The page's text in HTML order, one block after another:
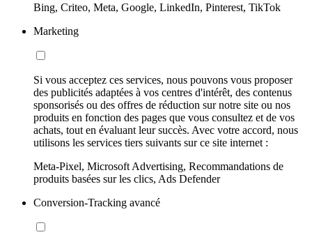
Bing, Criteo, Meta, Google, LinkedIn, Pinterest, TikTok
Marketing
Si vous acceptez ces services, nous pouvons vous proposer
des publicités adaptées à vos centres d'intérêt, des contenus
sponsorisés ou des offres de réduction sur notre site ou nos
produits en fonction des pages que vous consultez et de vos
achats, tout en évaluant leur succès. Avec votre accord, nous
utilisons les services tiers suivants sur ce site internet :
Meta-Pixel, Microsoft Advertising, Recommandations de
produits basées sur les clics, Ads Defender
Conversion-Tracking avancé